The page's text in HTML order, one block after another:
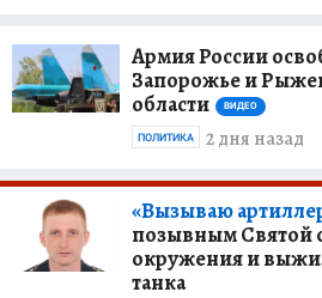
Армия России
Запорожье и
области
ВИДЕО
2 дня назад
ПОЛИТИКА
«Вызываю
позывным Святой
окружения и
танка